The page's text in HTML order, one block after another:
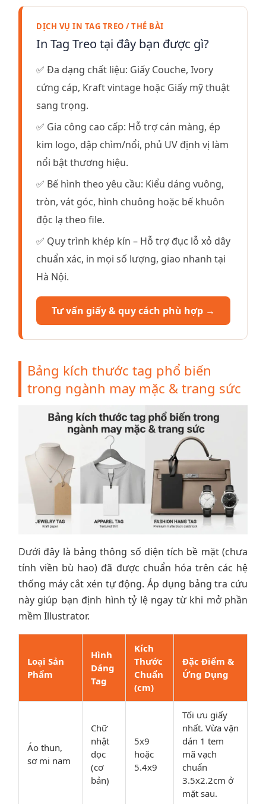
DỊCH VỤ IN TAG TREO / THẺ BÀI
In Tag Treo tại đây bạn được gì?
✅ Đa dạng chất liệu: Giấy Couche, Ivory
cứng cáp, Kraft vintage hoặc Giấy mỹ thuật
sang trọng.
✅ Gia công cao cấp: Hỗ trợ cán màng, ép
kim logo, dập chìm/nổi, phủ UV định vị làm
nổi bật thương hiệu.
✅ Bế hình theo yêu cầu: Kiểu dáng vuông,
tròn, vát góc, hình chuông hoặc bế khuôn
độc lạ theo file.
✅ Quy trình khép kín – Hỗ trợ đục lỗ xỏ dây
chuẩn xác, in mọi số lượng, giao nhanh tại
Hà Nội.
Tư vấn giấy & quy cách phù hợp →
Bảng kích thước tag phổ biến
trong ngành may mặc & trang sức
Dưới đây là bảng thông số diện tích bề mặt (chưa
tính viền bù hao) đã được chuẩn hóa trên các hệ
thống máy cắt xén tự động. Áp dụng bảng tra cứu
này giúp bạn định hình tỷ lệ ngay từ khi mở phần
mềm Illustrator.
Loại Sản
Phẩm
Hình
Dáng
Tag
Kích
Thước
Chuẩn
(cm)
Đặc Điểm &
Ứng Dụng
Áo thun,
sơ mi nam
Chữ
nhật
dọc
(cơ
bản)
5x9
hoặc
5.4x9
Tối ưu giấy
nhất. Vừa vặn
dán 1 tem
mã vạch
chuẩn
3.5x2.2cm ở
mặt sau.